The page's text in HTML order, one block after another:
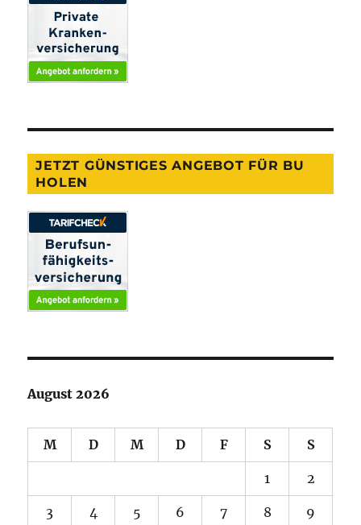
JETZT GÜNSTIGES ANGEBOT FÜR BU
HOLEN
August 2026
M D M D F S S
1 2
3 4 5 6 7 8 9